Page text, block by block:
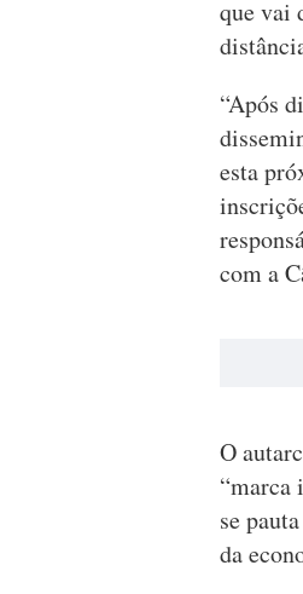
que vai
“Após
esta
com a
O
“marca
se
da